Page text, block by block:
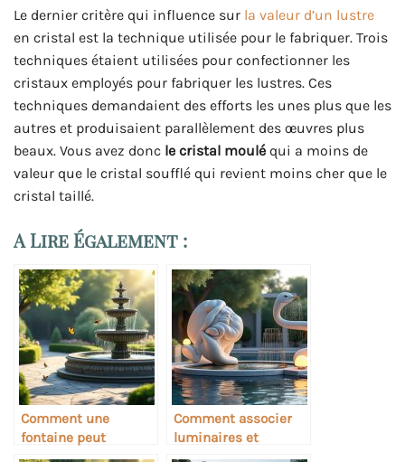
Le dernier critère qui influence sur la valeur d’un lustre
en cristal est la technique utilisée pour le fabriquer. Trois
techniques étaient utilisées pour confectionner les
cristaux employés pour fabriquer les lustres. Ces
techniques demandaient des efforts les unes plus que les
autres et produisaient parallèlement des œuvres plus
beaux. Vous avez donc le cristal moulé qui a moins de
valeur que le cristal soufflé qui revient moins cher que le
cristal taillé.
A Lire Également :
Comment une
fontaine peut
devenir un point
Comment associer
luminaires et
sculptures dans une